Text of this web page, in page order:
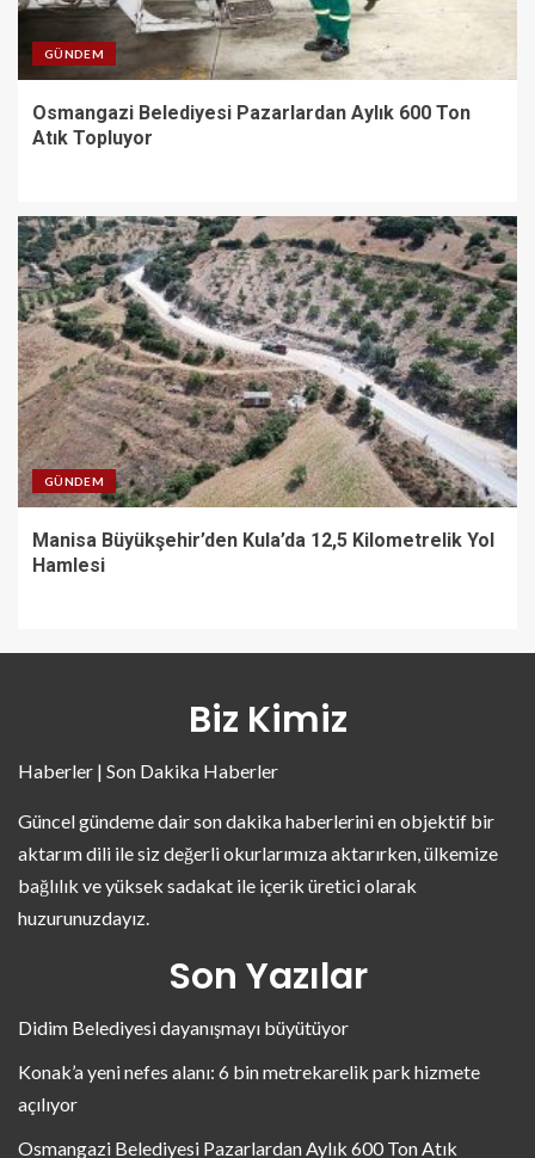
GÜNDEM
Osmangazi Belediyesi Pazarlardan Aylık 600 Ton
Atık Topluyor
GÜNDEM
Manisa Büyükşehir’den Kula’da 12,5 Kilometrelik Yol
Hamlesi
Biz Kimiz
Haberler | Son Dakika Haberler
Güncel gündeme dair son dakika haberlerini en objektif bir
aktarım dili ile siz değerli okurlarımıza aktarırken, ülkemize
bağlılık ve yüksek sadakat ile içerik üretici olarak
huzurunuzdayız.
Son Yazılar
Didim Belediyesi dayanışmayı büyütüyor
Konak’a yeni nefes alanı: 6 bin metrekarelik park hizmete
açılıyor
Osmangazi Belediyesi Pazarlardan Aylık 600 Ton Atık